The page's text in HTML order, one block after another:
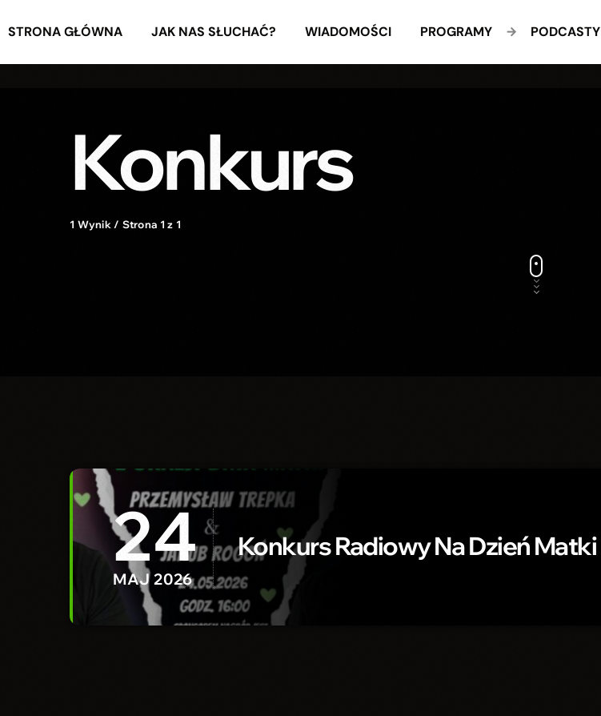
STRONA GŁÓWNA JAK NAS SŁUCHAĆ? WIADOMOŚCI PROGRAMY PODCASTY
Konkurs
1 Wynik / Strona 1 z 1
24
MAJ 2026
Konkurs Radiowy Na Dzień Matki